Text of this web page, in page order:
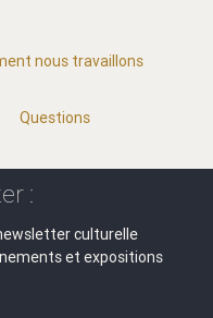
nous travaillons
Questions
:
culturelle
et expositions